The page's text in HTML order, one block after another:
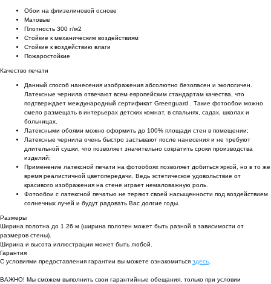
Обои на флизелиновой основе
Матовые
Плотность 300 г/м2
Стойкие к механическим воздействиям
Cтойкие к воздействию влаги
Пожаростойкие
Качество печати
Данный способ нанесения изображения абсолютно безопасен и экологичен.
Латексные чернила отвечают всем европейским стандартам качества, что
подтверждает международный сертификат Greenguard . Такие фотообои можно
смело размещать в интерьерах детских комнат, в спальнях, садах, школах и
больницах.
Латексными обоями можно оформить до 100% площади стен в помещении;
Латексные чернила очень быстро застывают после нанесения и не требуют
длительной сушки, что позволяет значительно сократить сроки производства
изделий;
Применение латексной печати на фотообоях позволяет добиться яркой, но в то же
время реалистичной цветопередачи. Ведь эстетическое удовольствие от
красивого изображения на стене играет немаловажную роль.
Фотообои с латексной печатью не теряют своей насыщенности под воздействием
солнечных лучей и будут радовать Вас долгие годы.
Размеры
Ширина полотна до 1.26 м (ширина полотен может быть разной в зависимости от
размеров стены).
Ширина и высота иллюстрации может быть любой.
Гарантия
С условиями предоставления гарантии вы можете ознакомиться здесь
ВАЖНО! Мы сможем выполнить свои гарантийные обещания, только при условии